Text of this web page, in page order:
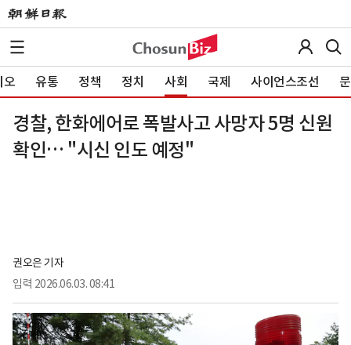
오 유통 정책 정치 사회 국제 사이언스조선
경찰, 한화에어로 폭발사고 사망자 5명 신원
확인… "시신 인도 예정"
권오은 기자
입력 2026.06.03. 08:41